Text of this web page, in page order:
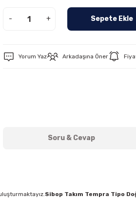
- + Sepete Ekle
Yorum Yaz Arkadaşına Öner
Soru & Cevap
Sibop Takım Tempra Tipo